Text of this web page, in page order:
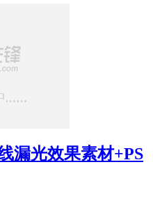
漏光效果素材+PS